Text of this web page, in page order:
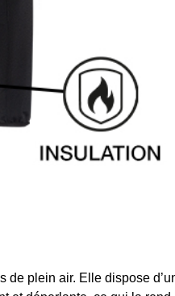
de plein air. Elle dispose